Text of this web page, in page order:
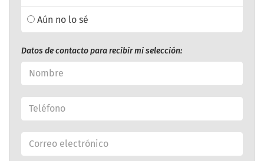
Aún no lo sé
Datos de contacto para recibir mi selección: